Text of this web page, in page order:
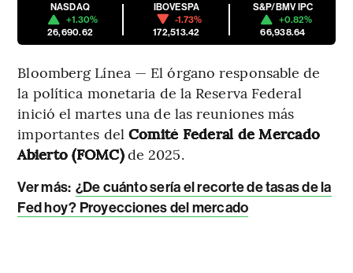
NASDAQ
+1.30%
26,690.62
IBOVESPA
-1.73%
172,513.42
S&P/BMV IPC
+0.82%
66,938.64
Bloomberg Línea — El órgano responsable de
la política monetaria de la Reserva Federal
inició el martes una de las reuniones más
importantes del Comité Federal de Mercado
Abierto (FOMC)de 2025.
Ver más: ¿De cuánto sería el recorte de tasas de la
Fed hoy? Proyecciones del mercado